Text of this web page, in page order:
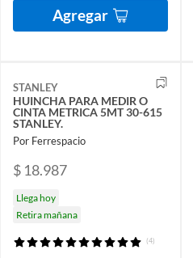
Agregar
STANLEY
HUINCHA PARA MEDIR O
CINTA METRICA 5MT 30-615
STANLEY.
Por Ferrespacio
$ 18.987
Llega hoy
Retira mañana
(4)